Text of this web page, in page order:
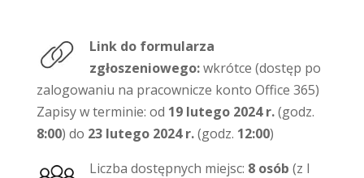
Link do formularza
zgłoszeniowego:wkrótce (dostęp po
zalogowaniu na pracownicze konto Office 365)
Zapisy w terminie: od 19 lutego 2024 r.(godz.
8:00) do 23 lutego 2024 r.(godz. 12:00)
Liczba dostępnych miejsc: 8 osób (z I